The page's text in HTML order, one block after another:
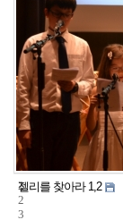
2
2
3
젤리를 찾아라 1,2